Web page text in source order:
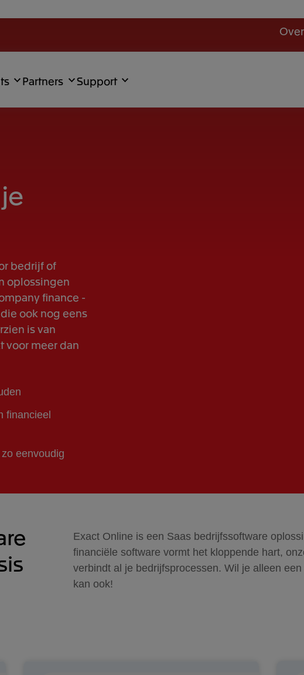
Partners Support
bedrijf of
oplossingen
finance -
ook nog eens
is van
voor meer dan
financieel
eenvoudig
Exact Online is een Saas bedrijfssoftware
financiële software vormt het kloppende hart,
verbindt al je bedrijfsprocessen. Wil je alleen
kan ook!